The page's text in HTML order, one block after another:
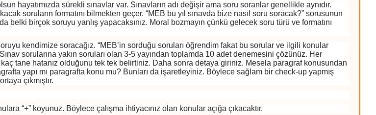
hayatımızda sürekli sınavlar var. Sınavların adı değişir ama soru soranlar genellikle aynıdır.
soruların formatını bilmekten geçer. “MEB bu yıl sınavda bize nasıl soru soracak?” sorusunun
belki birçok soruyu yanlış yapacaksınız. Moral bozmayın çünkü gelecek soru türü ve formatını
kendimize soracağız. “MEB’in sorduğu soruları öğrendim fakat bu sorular ve ilgili konular
sorularına yakın soruları olan 3-5 yayından toplamda 10 adet denemesini çözünüz. Her
tane hatanız olduğunu tek tek belirtiniz. Daha sonra detaya giriniz. Mesela paragraf konusundan
yapı mı paragrafta konu mu? Bunları da işaretleyiniz. Böylece sağlam bir check-up yapmış
çıkmıştır.
“+” koyunuz. Böylece çalışma ihtiyacınız olan konular açığa çıkacaktır.